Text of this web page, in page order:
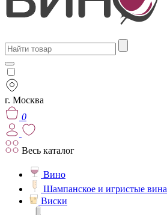
г. Москва
0
Весь каталог
Вино
Шампанское и игристые вина
Виски